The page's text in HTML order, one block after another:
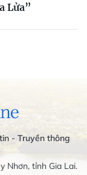
Lửa”
- Truyền thông
Nhơn, tỉnh Gia Lai.